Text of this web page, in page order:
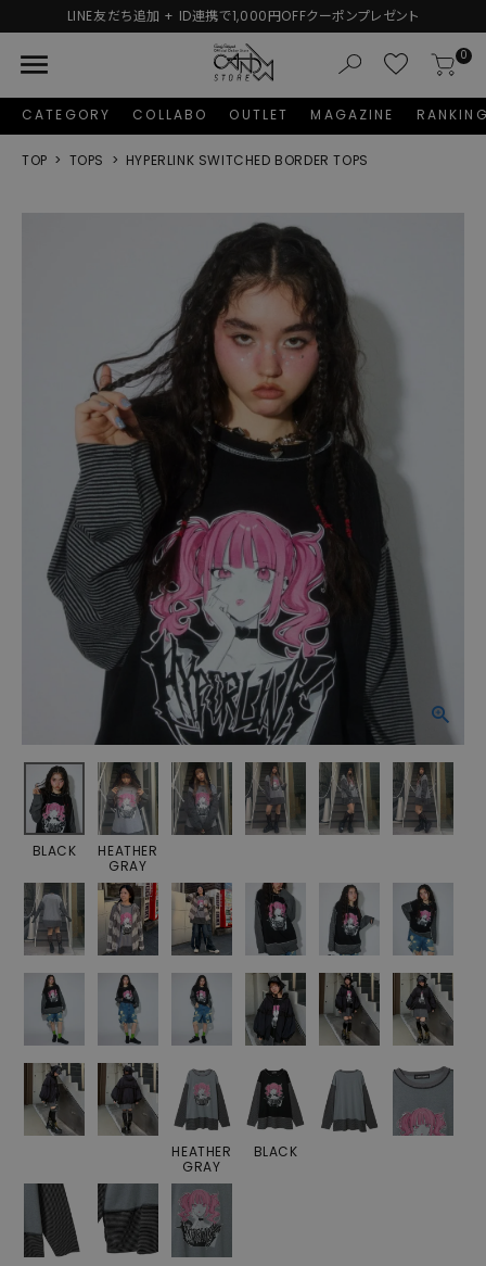
1,000円OFFクーポンプレゼント 新規会員登録で
menu 0
CATEGORY COLLABO OUTLET MAGAZINE
TOP TOPS HYPERLINK SWITCHED BORDER TOPS
BLACK
HEATHER
GRAY
HEATHER
GRAY
BLACK